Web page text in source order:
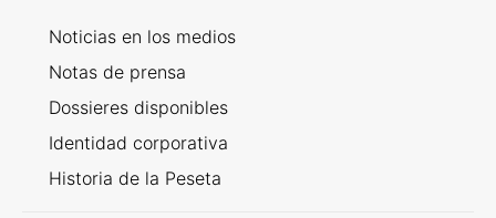
Noticias en los medios
Notas de prensa
Dossieres disponibles
Identidad corporativa
Historia de la Peseta